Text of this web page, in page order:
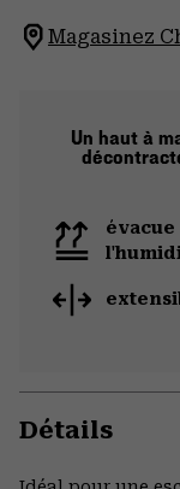
Magasinez
Un haut à
évacue
Détails